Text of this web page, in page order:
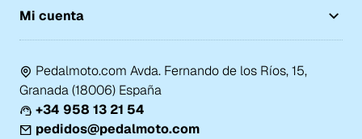
Mi cuenta
Pedalmoto.com Avda. Fernando de los Ríos, 15,
Granada (18006) España
+34 958 13 21 54
pedidos@pedalmoto.com